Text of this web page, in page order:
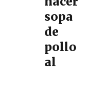
sopa
de
pollo
al